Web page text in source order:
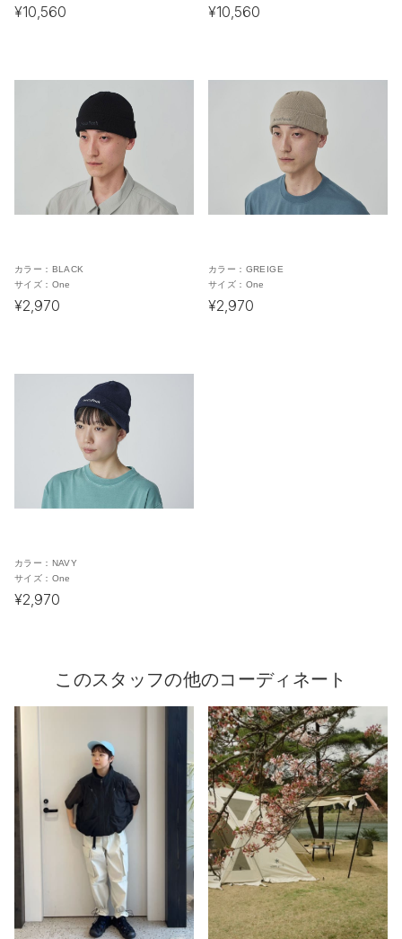
¥10,560 ¥10,560
カラー： BLACK
サイズ： One
¥2,970
カラー： GREIGE
サイズ： One
¥2,970
カラー： NAVY
サイズ： One
¥2,970
このスタッフの他のコーディネート